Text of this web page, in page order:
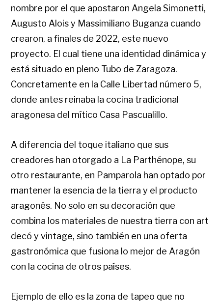
nombre por el que apostaron Angela Simonetti,
Augusto Alois y Massimiliano Buganza cuando
crearon, a finales de 2022, este nuevo
proyecto. El cual tiene una identidad dinámica y
está situado en pleno Tubo de Zaragoza.
Concretamente en la Calle Libertad número 5,
donde antes reinaba la cocina tradicional
aragonesa del mítico Casa Pascualillo.
A diferencia del toque italiano que sus
creadores han otorgado a La Parthénope, su
otro restaurante, en Pamparola han optado por
mantener la esencia de la tierra y el producto
aragonés. No solo en su decoración que
combina los materiales de nuestra tierra con art
decó y vintage, sino también en una oferta
gastronómica que fusiona lo mejor de Aragón
con la cocina de otros países.
Ejemplo de ello es la zona de tapeo que no